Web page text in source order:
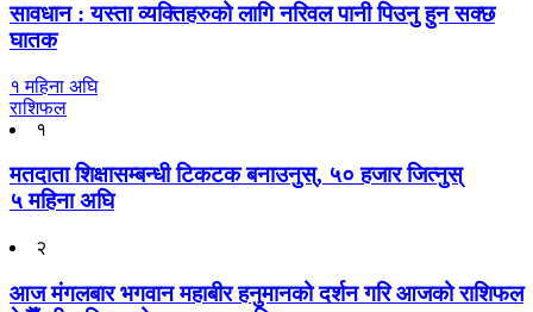
सावधान : यस्ता व्यक्तिहरुको लागि नरिवल पानी पिउनु हुन सक्छ
घातक
१ महिना अघि
राशिफल
१
मतदाता शिक्षासम्बन्धी टिकटक बनाउनुस्, ५० हजार जित्नुस्
५ महिना अघि
२
आज मंगलबार भगवान महाबीर हनुमानको दर्शन गरि आजको राशिफल